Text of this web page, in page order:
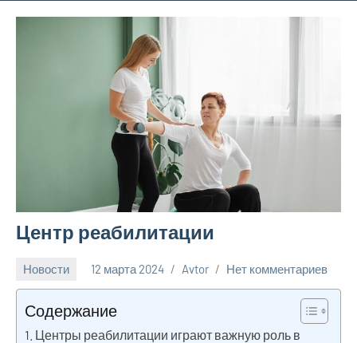
Центр реабилитации
Новости 12 марта 2024 Avtor Нет комментариев
Содержание
Центры реабилитации играют важную роль в